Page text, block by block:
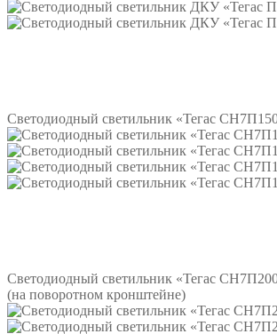
Светодиодный светильник «Тегас
Светодиодный светильник «Тегас
(на поворотном кронштейне)